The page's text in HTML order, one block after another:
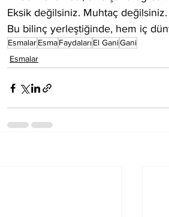
Eksik değilsiniz. Muhtaç değilsiniz.
Bu bilinç yerleştiğinde, hem iç
EsmalarEsmaFaydalarıEl GaniGani
Esmalar